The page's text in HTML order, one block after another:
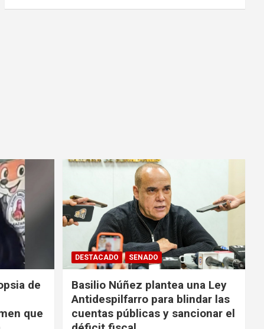
de
que
DESTACADO SENADO
Basilio Núñez plantea una Ley
Antidespilfarro para blindar las
cuentas públicas y sancionar el